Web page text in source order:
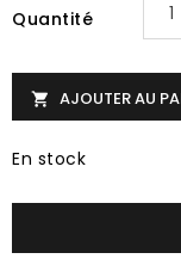
Quantité
 AJOUTER AU
En stock